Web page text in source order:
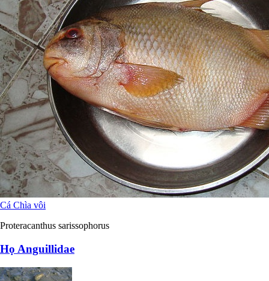
Cá Chìa vôi
Proteracanthus sarissophorus
Họ Anguillidae